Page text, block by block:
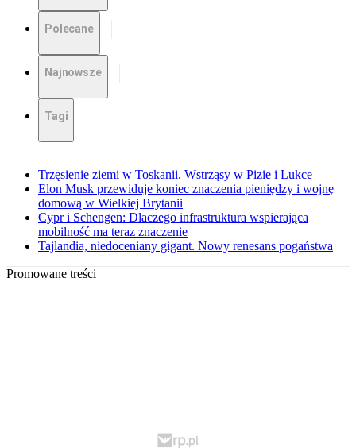
Polecane
Najnowsze
Tagi
Trzęsienie ziemi w Toskanii. Wstrząsy w Pizie i Lukce
Elon Musk przewiduje koniec znaczenia pieniędzy i wojnę
domową w Wielkiej Brytanii
Cypr i Schengen: Dlaczego infrastruktura wspierająca
mobilność ma teraz znaczenie
Tajlandia, niedoceniany gigant. Nowy renesans pogaństwa
Promowane treści